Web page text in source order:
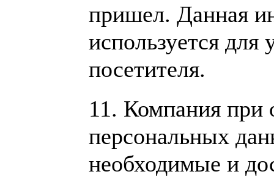
пришел. Данная
используется для
посетителя.
11. Компания при
персональных
необходимые и